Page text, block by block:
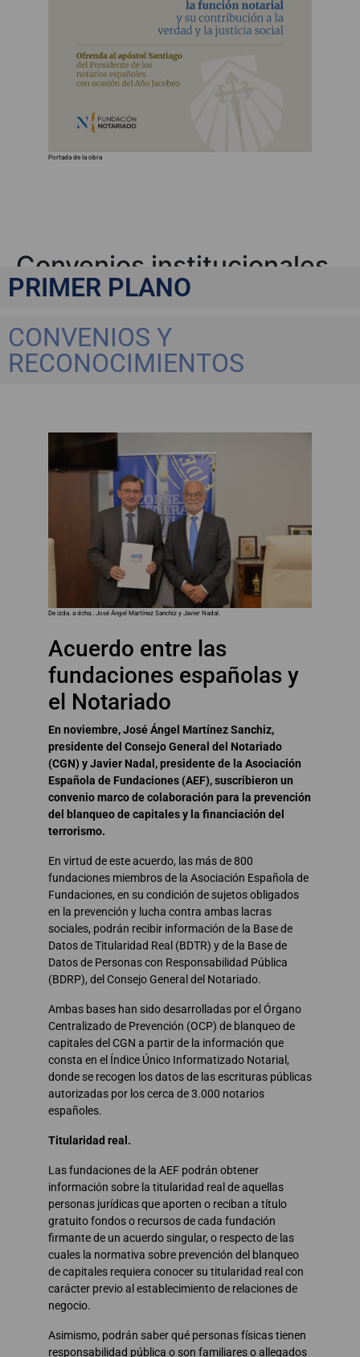
Portada de la obra
Convenios institucionales
PRIMER PLANO
CONVENIOS Y
RECONOCIMIENTOS
De izda. a dcha.: José Ángel Martínez Sanchiz y Javier Nadal.
Acuerdo entre las
fundaciones españolas y
el Notariado
En noviembre, José Ángel Martínez Sanchiz,
presidente del Consejo General del Notariado
(CGN) y Javier Nadal, presidente de la Asociación
Española de Fundaciones (AEF), suscribieron un
convenio marco de colaboración para la prevención
del blanqueo de capitales y la financiación del
terrorismo.
En virtud de este acuerdo, las más de 800
fundaciones miembros de la Asociación Española de
Fundaciones, en su condición de sujetos obligados
en la prevención y lucha contra ambas lacras
sociales, podrán recibir información de la Base de
Datos de Titularidad Real (BDTR) y de la Base de
Datos de Personas con Responsabilidad Pública
(BDRP), del Consejo General del Notariado.
Ambas bases han sido desarrolladas por el Órgano
Centralizado de Prevención (OCP) de blanqueo de
capitales del CGN a partir de la información que
consta en el Índice Único Informatizado Notarial,
donde se recogen los datos de las escrituras públicas
autorizadas por los cerca de 3.000 notarios
españoles.
Titularidad real.
Las fundaciones de la AEF podrán obtener
información sobre la titularidad real de aquellas
personas jurídicas que aporten o reciban a título
gratuito fondos o recursos de cada fundación
firmante de un acuerdo singular, o respecto de las
cuales la normativa sobre prevención del blanqueo
de capitales requiera conocer su titularidad real con
carácter previo al establecimiento de relaciones de
negocio.
Asimismo, podrán saber qué personas físicas tienen
responsabilidad pública o son familiares o allegados